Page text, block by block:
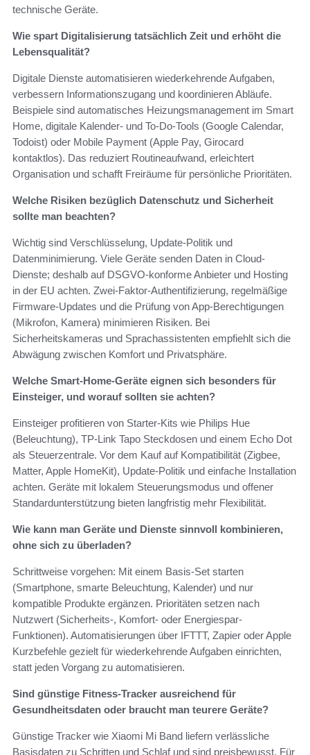
technische Geräte.
Wie spart Digitalisierung tatsächlich Zeit und erhöht die
Lebensqualität?
Digitale Dienste automatisieren wiederkehrende Aufgaben,
verbessern Informationszugang und koordinieren Abläufe.
Beispiele sind automatisches Heizungsmanagement im Smart
Home, digitale Kalender- und To‑Do-Tools (Google Calendar,
Todoist) oder Mobile Payment (Apple Pay, Girocard
kontaktlos). Das reduziert Routineaufwand, erleichtert
Organisation und schafft Freiräume für persönliche Prioritäten.
Welche Risiken bezüglich Datenschutz und Sicherheit
sollte man beachten?
Wichtig sind Verschlüsselung, Update‑Politik und
Datenminimierung. Viele Geräte senden Daten in Cloud-
Dienste; deshalb auf DSGVO-konforme Anbieter und Hosting
in der EU achten. Zwei‑Faktor‑Authentifizierung, regelmäßige
Firmware-Updates und die Prüfung von App‑Berechtigungen
(Mikrofon, Kamera) minimieren Risiken. Bei
Sicherheitskameras und Sprachassistenten empfiehlt sich die
Abwägung zwischen Komfort und Privatsphäre.
Welche Smart‑Home‑Geräte eignen sich besonders für
Einsteiger, und worauf sollten sie achten?
Einsteiger profitieren von Starter‑Kits wie Philips Hue
(Beleuchtung), TP‑Link Tapo Steckdosen und einem Echo Dot
als Steuerzentrale. Vor dem Kauf auf Kompatibilität (Zigbee,
Matter, Apple HomeKit), Update‑Politik und einfache Installation
achten. Geräte mit lokalem Steuerungsmodus und offener
Standardunterstützung bieten langfristig mehr Flexibilität.
Wie kann man Geräte und Dienste sinnvoll kombinieren,
ohne sich zu überladen?
Schrittweise vorgehen: Mit einem Basis‑Set starten
(Smartphone, smarte Beleuchtung, Kalender) und nur
kompatible Produkte ergänzen. Prioritäten setzen nach
Nutzwert (Sicherheits-, Komfort- oder Energiespar-
Funktionen). Automatisierungen über IFTTT, Zapier oder Apple
Kurzbefehle gezielt für wiederkehrende Aufgaben einrichten,
statt jeden Vorgang zu automatisieren.
Sind günstige Fitness‑Tracker ausreichend für
Gesundheitsdaten oder braucht man teurere Geräte?
Günstige Tracker wie Xiaomi Mi Band liefern verlässliche
Basisdaten zu Schritten und Schlaf und sind preisbewusst. Für